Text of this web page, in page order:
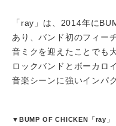
「ray」は、2014年に
あり、バンド初のフィー
音ミクを迎えたことでも
ロックバンドとボーカロ
音楽シーンに強いインパ
▼BUMP OF CHICKEN「ray」